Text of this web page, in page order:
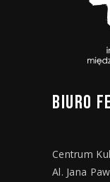
BIURO
Centrum
Al. Jana